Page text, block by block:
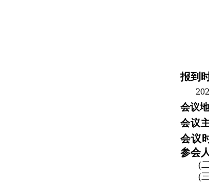
报到
2024
会议
会议
会议
参会
(二)
(三)